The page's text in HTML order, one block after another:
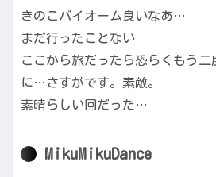
きのこバイオーム良いなあ…
まだ行ったことない
ここから旅だったら恐らくもう二
に…さすがです。素敵。
素晴らしい回だった…
MikuMikuDance